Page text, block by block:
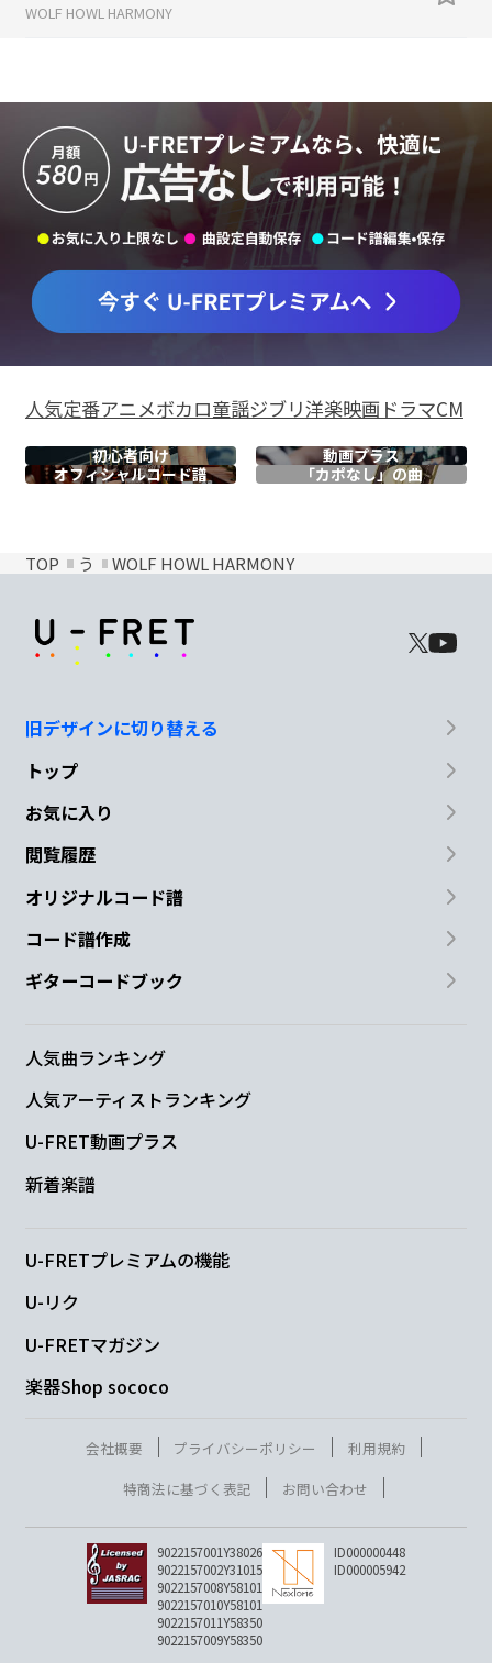
WOLF HOWL HARMONY
人気定番アニメボカロ童謡ジブリ洋楽映画ドラマCM
初心者向け
動画プラス
オフィシャルコード譜 「カポなし」の曲
TOP う WOLF HOWL HARMONY
旧デザインに切り替える
トップ
お気に入り
閲覧履歴
オリジナルコード譜
コード譜作成
ギターコードブック
人気曲ランキング
人気アーティストランキング
U-FRET動画プラス
新着楽譜
U-FRETプレミアムの機能
U-リク
U-FRETマガジン
楽器Shop sococo
会社概要 プライバシーポリシー
利用規約
特商法に基づく表記
お問い合わせ
9022157001Y38026
9022157002Y31015
9022157008Y58101
9022157010Y58101
9022157011Y58350
9022157009Y58350
ID000000448
ID000005942